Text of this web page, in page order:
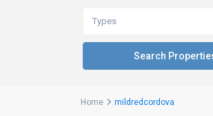
Types
Home mildredcordova